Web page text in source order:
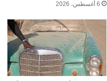
6 أغسطس، 2026